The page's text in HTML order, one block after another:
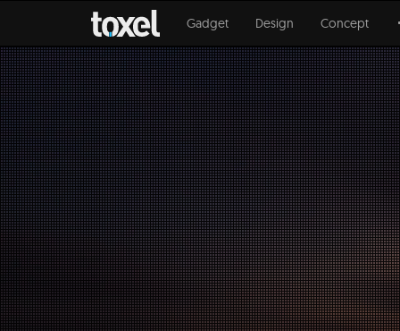
Gadget Design Concept